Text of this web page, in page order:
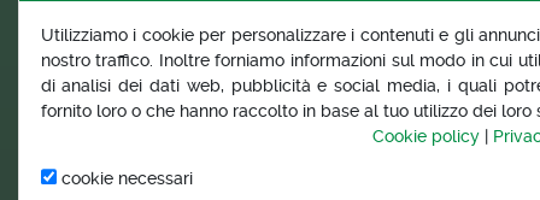
PROMOZIONI
IN EVIDENZA
SPEDIZIONE
PRIVACY POLICY
FitoITALY e-commerce
Utilizziamo i cookie per personalizzare i contenuti e gli
nostro traffico. Inoltre forniamo informazioni sul modo in cui
di analisi dei dati web, pubblicità e social media, i quali
fornito loro o che hanno raccolto in base al tuo utilizzo dei loro
Cookie policy|
cookie necessari